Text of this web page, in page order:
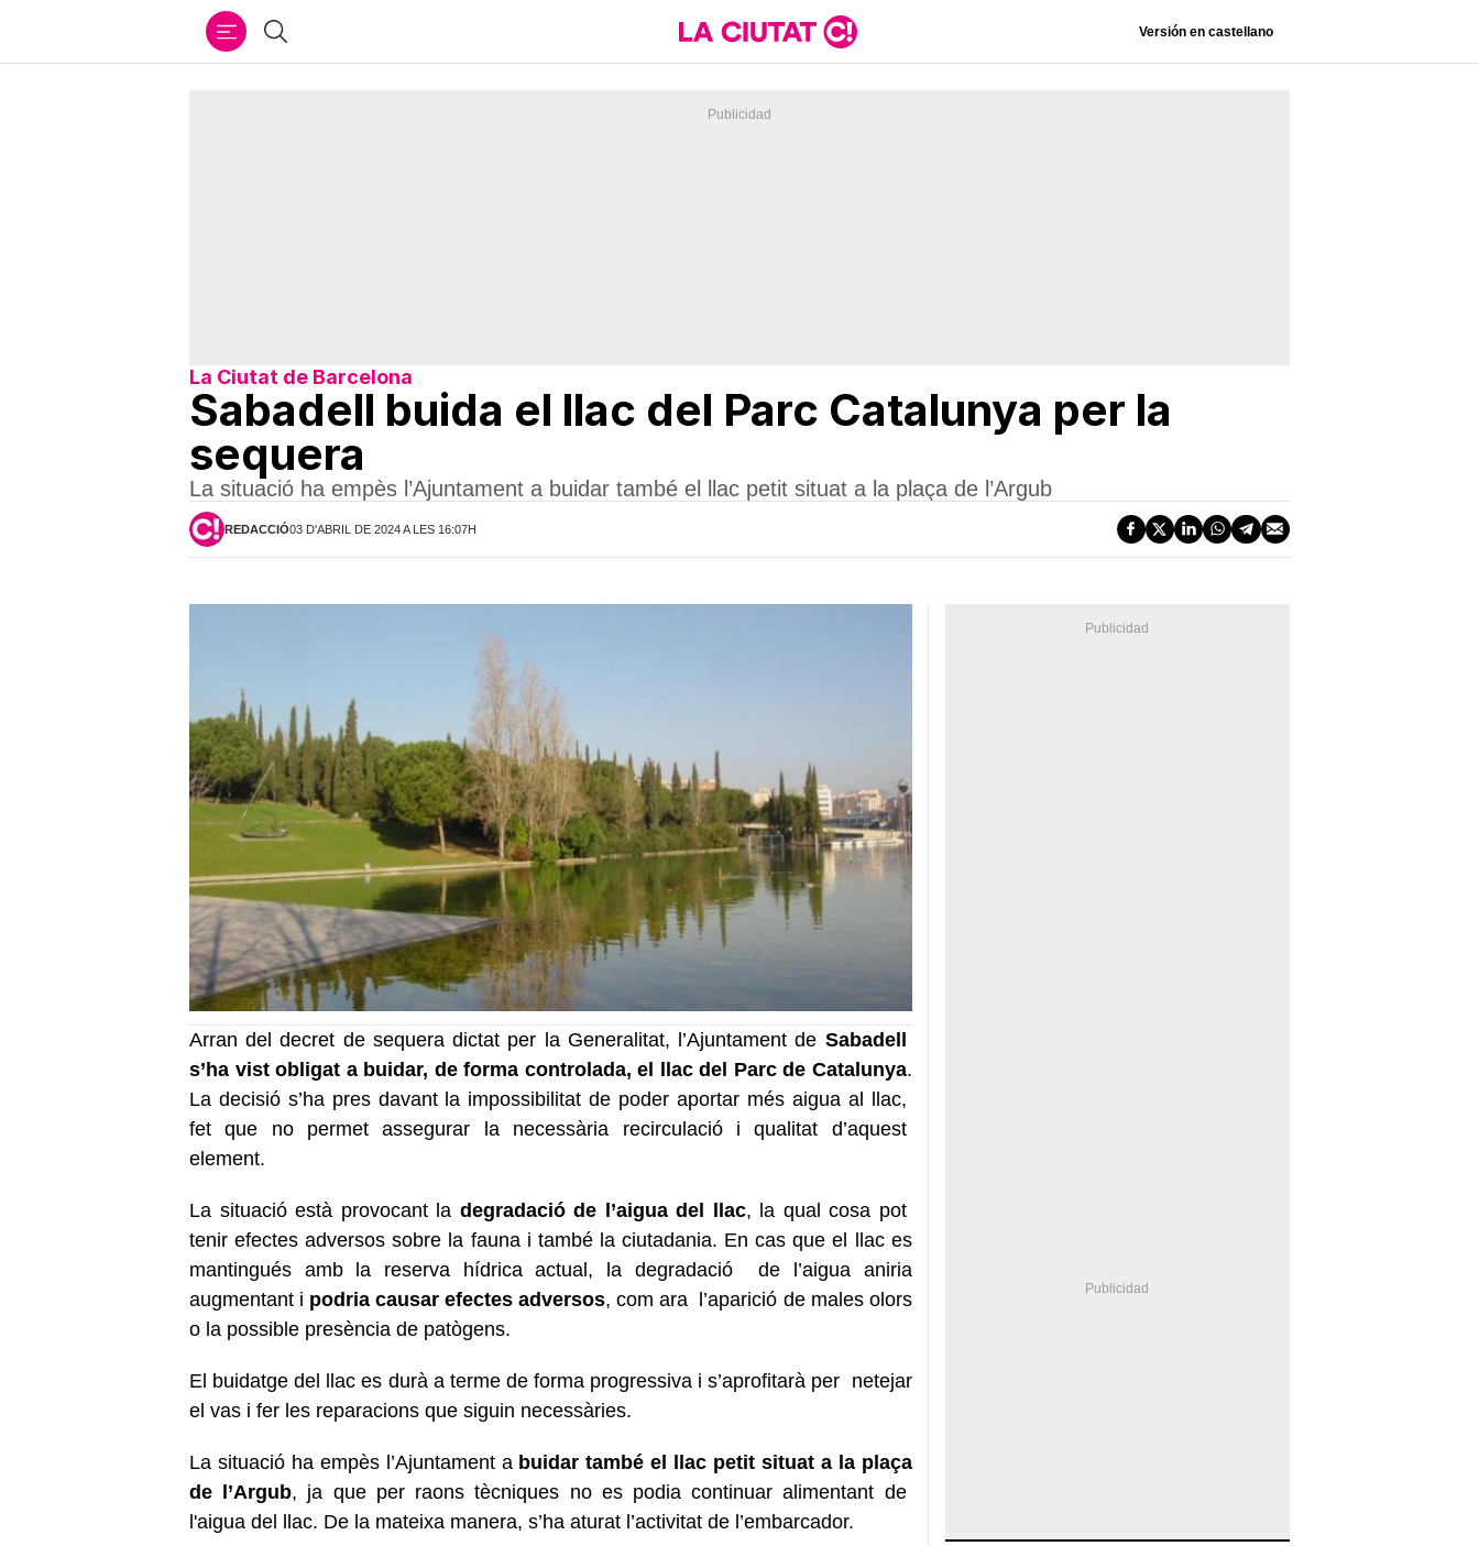
Cercar Versión en castellano
La Ciutat de Barcelona
Sabadell buida el llac del Parc Catalunya per la
sequera
La situació ha empès l’Ajuntament a buidar també el llac petit situat a la plaça de l’Argub
REDACCIÓ03 D'ABRIL DE 2024 A LES 16:07H
Arran del decret de sequera dictat per la Generalitat, l’Ajuntament de Sabadell
s’ha vist obligat a buidar, de forma controlada, el llac del Parc de Catalunya.
La decisió s’ha pres davant la impossibilitat de poder aportar més aigua al llac,
fet que no permet assegurar la necessària recirculació i qualitat d’aquest
element.
La situació està provocant la degradació de l’aigua del llac, la qual cosa pot
tenir efectes adversos sobre la fauna i també la ciutadania. En cas que el llac es
mantingués amb la reserva hídrica actual, la degradació de l’aigua aniria
augmentant i podria causar efectes adversos, com ara l’aparició de males olors
o la possible presència de patògens.
El buidatge del llac es durà a terme de forma progressiva i s’aprofitarà per netejar
el vas i fer les reparacions que siguin necessàries.
La situació ha empès l’Ajuntament abuidar també el llac petit situat a la plaça
de l’Argub, ja que per raons tècniques no es podia continuar alimentant de
l'aigua del llac. De la mateixa manera, s’ha aturat l’activitat de l’embarcador.